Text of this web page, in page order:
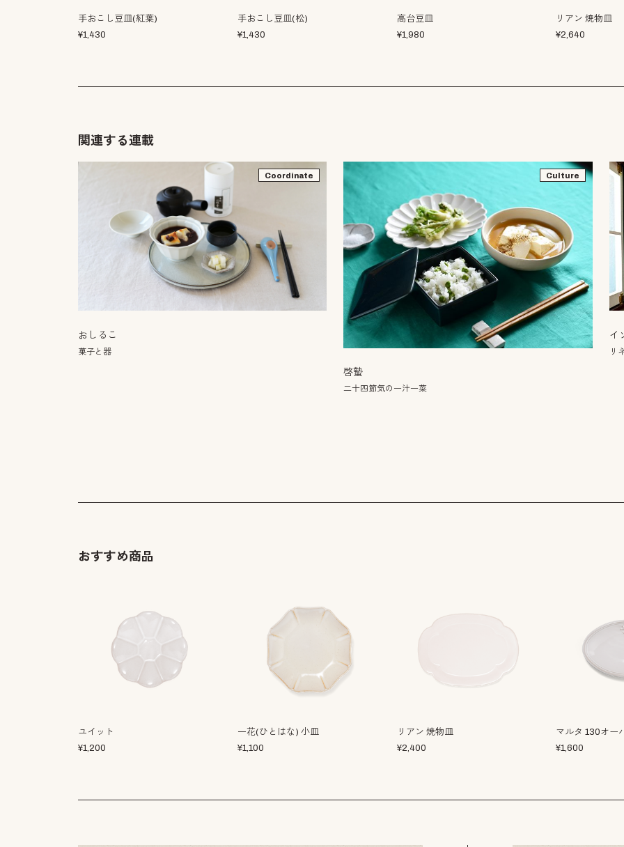
手おこし豆皿(紅葉)
¥1,430
手おこし豆皿(松)
¥1,430
高台豆皿
¥1,980
リアン 焼物皿
¥2,640
関連する連載
Coordinate
おしるこ
菓子と器
Culture
啓蟄
二十四節気の一汁一菜
イ
リ
おすすめ商品
ユイット
¥1,200
一花(ひとはな) 小皿
¥1,100
リアン 焼物皿
¥2,400
マルタ 130オー
¥1,600